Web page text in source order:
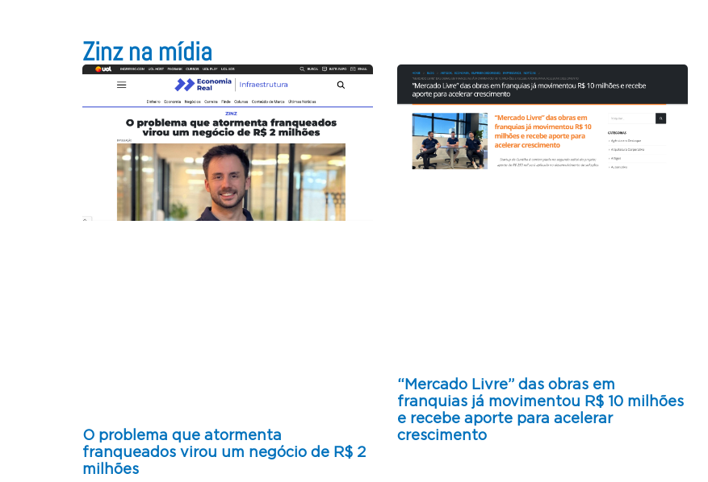
Zinz na mídia
O problema que atormenta
franqueados virou um negócio de R$ 2
milhões
“Mercado Livre” das obras em
franquias já movimentou R$ 10 milhões
e recebe aporte para acelerar
crescimento